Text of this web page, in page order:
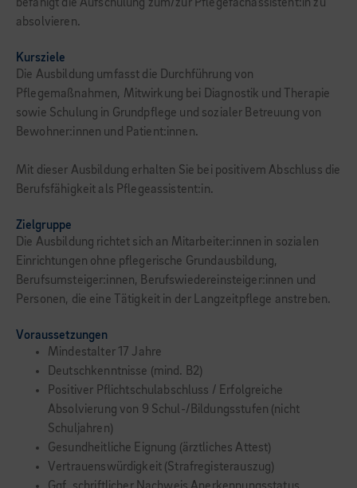
befähigt die Aufschulung zum/zur Pflegefachassistent:in zu
absolvieren.
Kursziele
Die Ausbildung umfasst die Durchführung von
Pflegemaßnahmen, Mitwirkung bei Diagnostik und Therapie
sowie Schulung in Grundpflege und sozialer Betreuung von
Bewohner:innen und Patient:innen.
Mit dieser Ausbildung erhalten Sie bei positivem Abschluss die
Berufsfähigkeit als Pflegeassistent:in.
Zielgruppe
Die Ausbildung richtet sich an Mitarbeiter:innen in sozialen
Einrichtungen ohne pflegerische Grundausbildung,
Berufsumsteiger:innen, Berufswiedereinsteiger:innen und
Personen, die eine Tätigkeit in der Langzeitpflege anstreben.
Voraussetzungen
Mindestalter 17 Jahre
Deutschkenntnisse (mind. B2)
Positiver Pflichtschulabschluss / Erfolgreiche
Absolvierung von 9 Schul-/Bildungsstufen (nicht
Schuljahren)
Gesundheitliche Eignung (ärztliches Attest)
Vertrauenswürdigkeit (Strafregisterauszug)